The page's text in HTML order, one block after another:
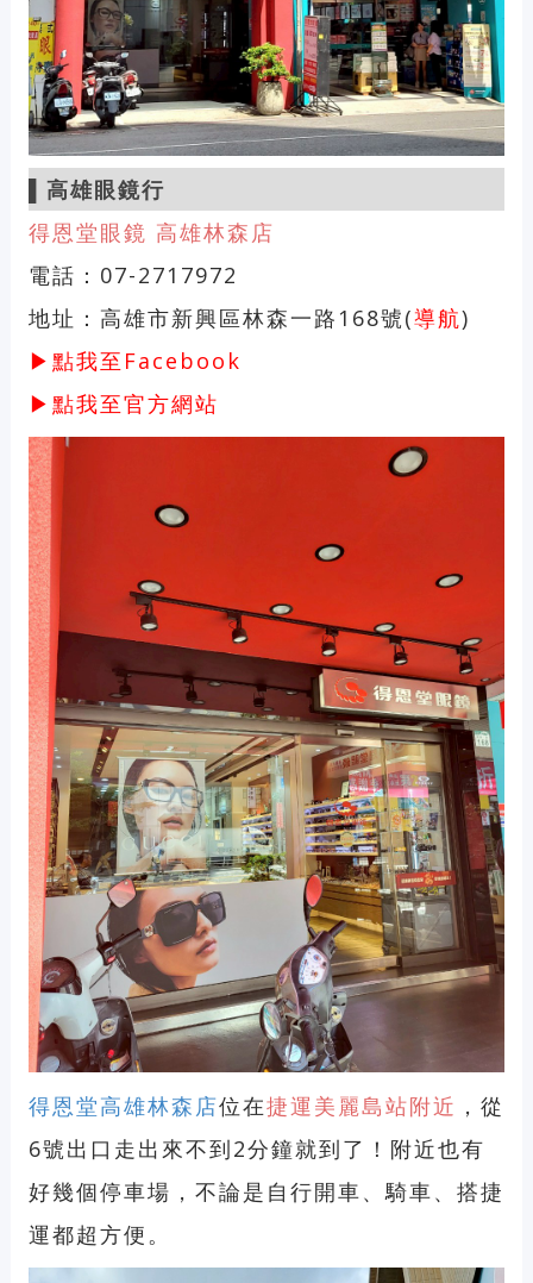
▌高雄眼鏡行
得恩堂眼鏡 高雄林森店
電話：07-2717972
地址：高雄市新興區林森一路168號(導航)
▶點我至Facebook
▶點我至官方網站
得恩堂高雄林森店位在捷運美麗島站附近 ，從
6號出口走出來不到2分鐘就到了！附近也有
好幾個停車場，不論是自行開車、騎車、搭捷
運都超方便。